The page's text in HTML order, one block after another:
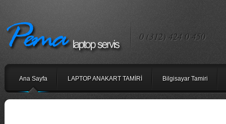
0 (312) 424 0 450
Ana Sayfa LAPTOP ANAKART TAMİRİ Bilgisayar Tamiri